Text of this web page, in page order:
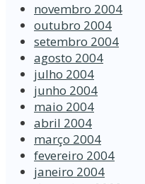
novembro 2004
outubro 2004
setembro 2004
agosto 2004
julho 2004
junho 2004
maio 2004
abril 2004
março 2004
fevereiro 2004
janeiro 2004